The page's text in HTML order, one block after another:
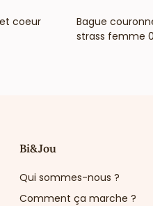
coeur
Bague
strass femme
Bi&Jou
Qui sommes-nous ?
Comment ça marche ?